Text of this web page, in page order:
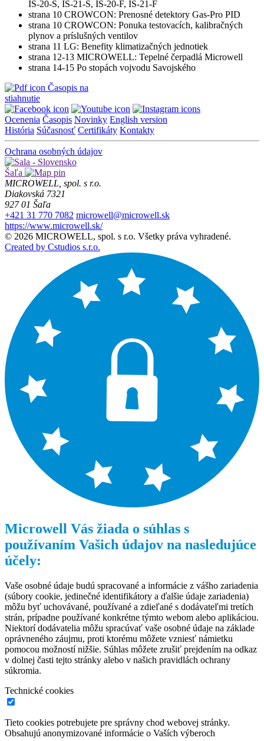
IS-20-S, IS-21-S, IS-20-F, IS-21-F
strana 10 CROWCON: Prenosné detektory Gas-Pro PID
strana 10 CROWCON: Ponuka testovacích, kalibračných
plynov a príslušných ventilov
strana 11 LG: Benefity klimatizačných jednotiek
strana 12-13 MICROWELL: Tepelné čerpadlá Microwell
strana 14-15 Po stopách vojvodu Savojského
Časopis na
stiahnutie
Ocenenia Časopis Novinky English version
História Súčasnosť Certifikáty Kontakty
Ochrana osobných údajov
Šaľa
MICROWELL, spol. s r.o.
Diakovská 7321
927 01 Šaľa
+421 31 770 7082 microwell@microwell.sk
https://www.microwell.sk/
© 2026 MICROWELL, spol. s r.o. Všetky práva vyhradené.
Created by Cstudios s.r.o.
Microwell Vás žiada o súhlas s
používaním Vašich údajov na nasledujúce
účely:
Vaše osobné údaje budú spracované a informácie z vášho zariadenia
(súbory cookie, jedinečné identifikátory a ďalšie údaje zariadenia)
môžu byť uchovávané, používané a zdieľané s dodávateľmi tretích
strán, prípadne používané konkrétne týmto webom alebo aplikáciou.
Niektorí dodávatelia môžu spracúvať vaše osobné údaje na základe
oprávneného záujmu, proti ktorému môžete vzniesť námietku
pomocou možností nižšie. Súhlas môžete zrušiť prejdením na odkaz
v dolnej časti tejto stránky alebo v našich pravidlách ochrany
súkromia.
Technické cookies
Tieto cookies potrebujete pre správny chod webovej stránky.
Obsahujú anonymizované informácie o Vaších výberoch